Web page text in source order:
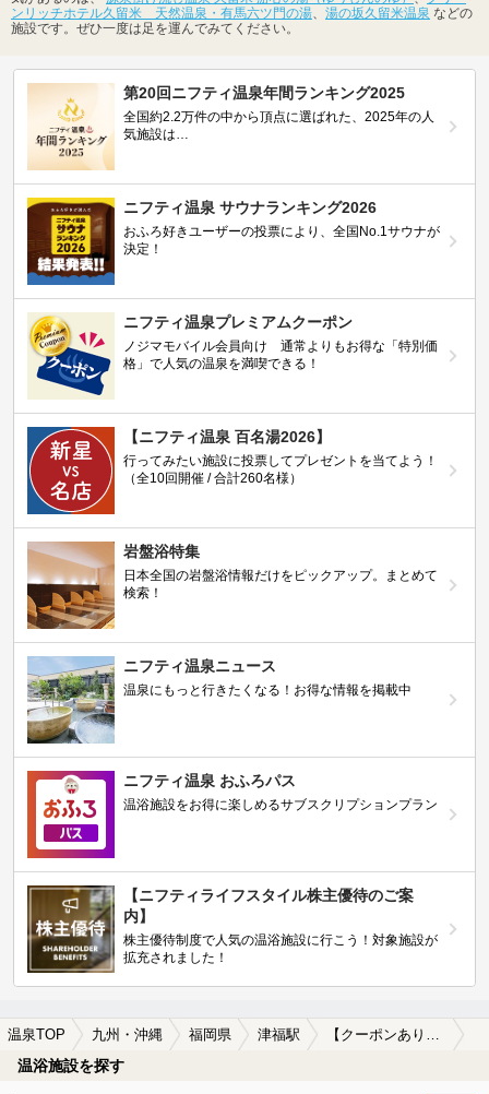
ンリッチホテル久留米 天然温泉・有馬六ツ門の湯、 湯の坂久留米温泉 などの
施設です。ぜひ一度は足を運んでみてください。
第20回ニフティ温泉年間ランキング2025
全国約2.2万件の中から頂点に選ばれた、2025年の人
気施設は…
ニフティ温泉 サウナランキング2026
おふろ好きユーザーの投票により、全国No.1サウナが
決定！
ニフティ温泉プレミアムクーポン
ノジマモバイル会員向け 通常よりもお得な「特別価
格」で人気の温泉を満喫できる！
【ニフティ温泉 百名湯2026】
行ってみたい施設に投票してプレゼントを当てよう！
（全10回開催 / 合計260名様）
岩盤浴特集
日本全国の岩盤浴情報だけをピックアップ。まとめて
検索！
ニフティ温泉ニュース
温泉にもっと行きたくなる！お得な情報を掲載中
ニフティ温泉 おふろパス
温浴施設をお得に楽しめるサブスクリプションプラン
【ニフティライフスタイル株主優待のご案
内】
株主優待制度で人気の温浴施設に行こう！対象施設が
拡充されました！
温泉TOP 九州・沖縄 福岡県 津福駅
温浴施設を探す